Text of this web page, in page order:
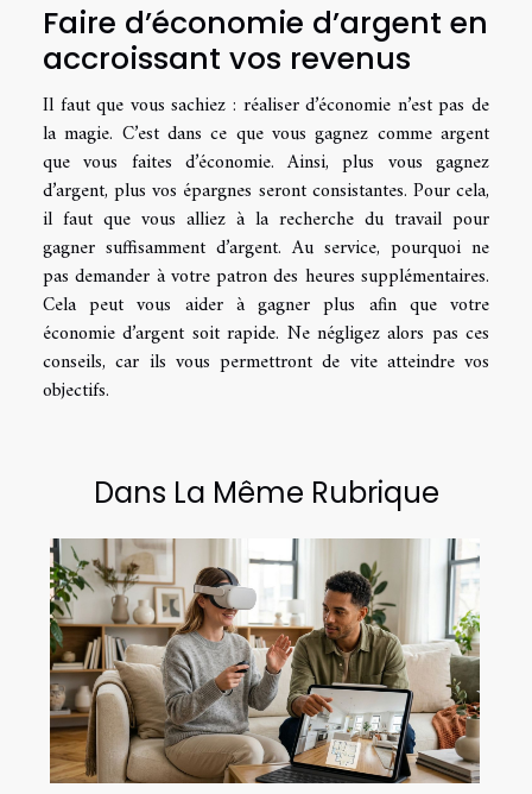
Faire d’économie d’argent en
accroissant vos revenus
Il faut que vous sachiez : réaliser d’économie n’est pas de
la magie. C’est dans ce que vous gagnez comme argent
que vous faites d’économie. Ainsi, plus vous gagnez
d’argent, plus vos épargnes seront consistantes. Pour cela,
il faut que vous alliez à la recherche du travail pour
gagner suffisamment d’argent. Au service, pourquoi ne
pas demander à votre patron des heures supplémentaires.
Cela peut vous aider à gagner plus afin que votre
économie d’argent soit rapide. Ne négligez alors pas ces
conseils, car ils vous permettront de vite atteindre vos
objectifs.
Dans La Même Rubrique